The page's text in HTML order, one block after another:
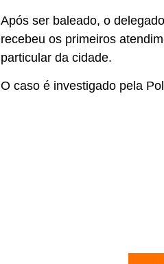
Após ser baleado, o
recebeu os primeiros
particular da cidade.
O caso é investigado pela